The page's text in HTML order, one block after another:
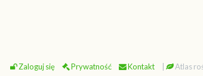
Zaloguj się Prywatność Kontakt | Atlas